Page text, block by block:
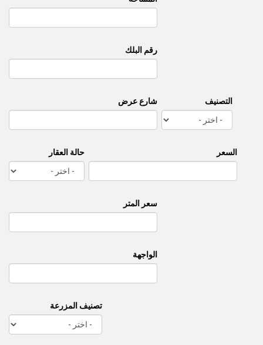
رقم البلك
شارع عرض التصنيف
حالة العقار السعر
سعر المتر
الواجهة
تصنيف المزرعة